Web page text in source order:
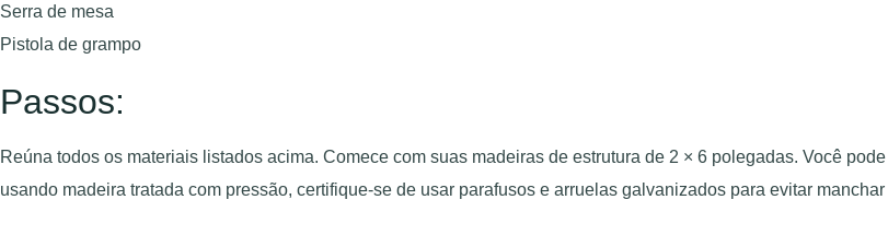
Serra de mesa
Pistola de grampo
Passos:
Reúna todos os materiais listados acima. Comece com suas madeiras de estrutura de 2 × 6 polegadas. Você
usando madeira tratada com pressão, certifique-se de usar parafusos e arruelas galvanizados para evitar